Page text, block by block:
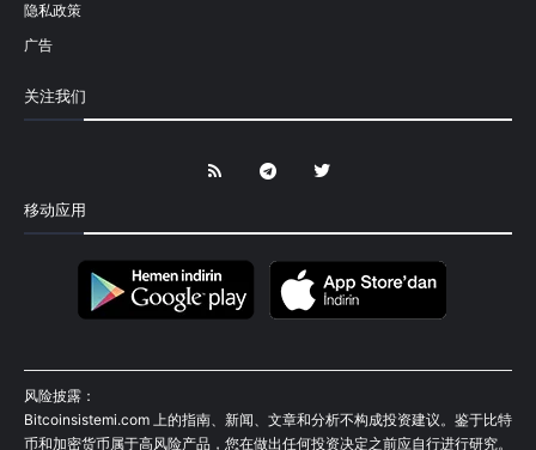
隐私政策
广告
关注我们
移动应用
风险披露：
Bitcoinsistemi.com 上的指南、新闻、文章和分析不构成投资建议。鉴于比特
币和加密货币属于高风险产品，您在做出任何投资决定之前应自行进行研究。